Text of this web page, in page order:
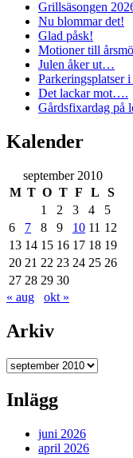
Grillsäsongen
Nu blommar det!
Glad påsk!
Motioner till
Julen åker ut…
Parkeringsplatser
Det lackar mot….
Gårdsfixardag på
Kalender
september 2010
M T O T F L
S
1
2 3 4
5
6
7 8 9 10 11 12
13 14 15 16 17 18 19
20 21 22 23 24 25 26
27 28 29 30
« aug
okt »
Arkiv
Arkiv
Inlägg
juni 2026
april 2026